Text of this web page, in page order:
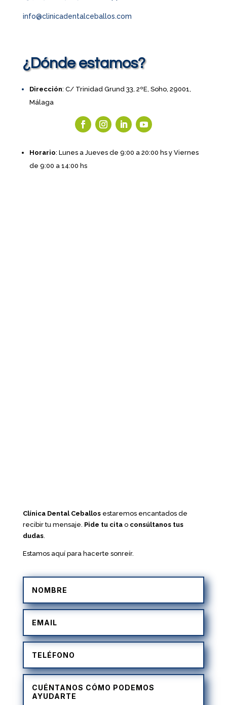
info@clinicadentalceballos.com
¿Dónde estamos?
Dirección: C/ Trinidad Grund 33, 2ºE, Soho, 29001,
Málaga
Horario: Lunes a Jueves de 9:00 a 20:00 hs y Viernes
de 9:00 a 14:00 hs
Clínica Dental Ceballosestaremos encantados de
recibir tu mensaje. Pide tu citao consúltanos tus
dudas.
Estamos aquí para hacerte sonreír.